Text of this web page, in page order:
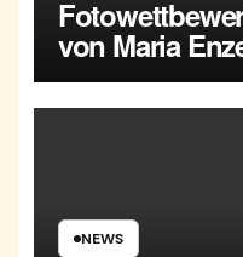
von Maria
NEWS